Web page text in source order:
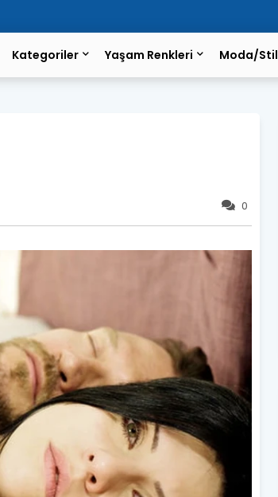
Kategoriler Yaşam Renkleri Moda/Stil
0